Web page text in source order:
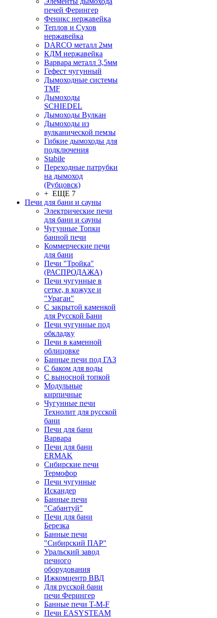
печей Ферингер
Феникс нержавейка
Теплов и Сухов
нержавейка
DARCO металл 2мм
КДМ нержавейка
Варвара металл 3,5мм
Гефест чугунный
Дымоходные системы
TMF
Дымоходы
SCHIEDEL
Дымоходы Вулкан
Дымоходы из
вулканической пемзы
Гибкие дымоходы для
подключения
Stabile
Переходные патрубки
на дымоход
(Рубцовск)
+ ЕЩЕ 7
Печи для бани и сауны
Электрические печи
для бани и сауны
Чугунные Топки
банной печи
Коммерческие печи
для бани
Печи "Тройка"
(РАСПРОДАЖА)
Печи чугунные в
сетке, в кожухе и
"Ураган"
С закрытой каменкой
для Русской Бани
Печи чугунные под
обкладку
Печи в каменной
облицовке
Банные печи под ГАЗ
С баком для воды
С выносной топкой
Модульные
кирпичные
Чугунные печи
Технолит для русской
бани
Печи для бани
Варвара
Печи для бани
ERMAK
Сибирские печи
Термофор
Печи чугунные
Искандер
Банные печи
"Сабантуй"
Печи для бани
Березка
Банные печи
"Сибирский ПАР"
Уральский завод
печного
оборудования
Ижкомцентр ВВД
Для русской бани
печи Ферингер
Банные печи T-M-F
Печи EASYSTEAM